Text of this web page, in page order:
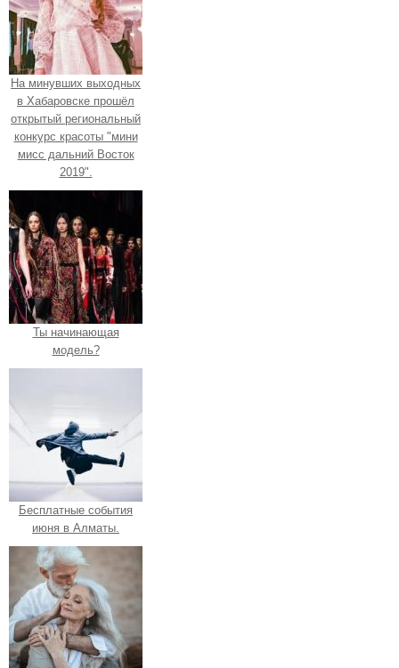
На минувших выходных
в Хабаровске прошёл
открытый региональный
конкурс красоты "мини
мисс дальний Восток
2019".
Ты начинающая
модель?
Бесплатные события
июня в Алматы.